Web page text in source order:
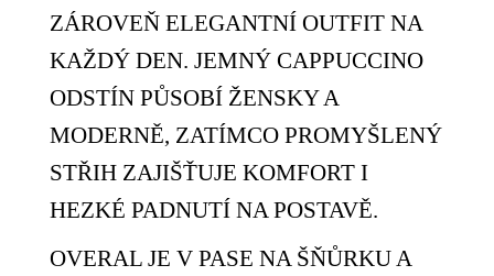
ZÁROVEŇ ELEGANTNÍ OUTFIT NA
KAŽDÝ DEN. JEMNÝ CAPPUCCINO
ODSTÍN PŮSOBÍ ŽENSKY A
MODERNĚ, ZATÍMCO PROMYŠLENÝ
STŘIH ZAJIŠŤUJE KOMFORT I
HEZKÉ PADNUTÍ NA POSTAVĚ.
OVERAL JE V PASE NA ŠŇŮRKU A